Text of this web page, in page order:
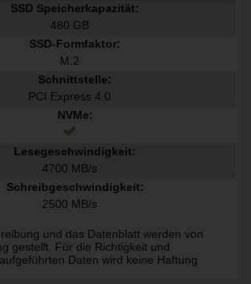
SSD Speicherkapazität:
480 GB
SSD-Formfaktor:
M.2
Schnittstelle:
PCI Express 4.0
NVMe:
Lesegeschwindigkeit:
4700 MB/s
Schreibgeschwindigkeit:
2500 MB/s
und das Datenblatt werden von
gestellt. Für die Richtigkeit und
Daten wird keine Haftung